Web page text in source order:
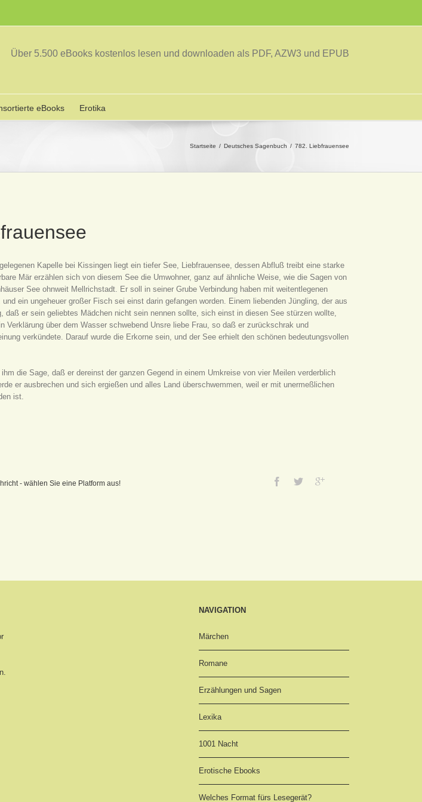
Über 5.500 eBooks kostenlos lesen und downloaden als PDF, AZW3 und EPUB
eBooks Erotika
Startseite Deutsches Sagenbuch 782. Liebfrauensee
Kapelle bei Kissingen liegt ein tiefer See, Liebfrauensee, dessen Abfluß treibt eine starke
Mär erzählen sich von diesem See die Umwohner, ganz auf ähnliche Weise, wie die Sagen von
See ohnweit Mellrichstadt. Er soll in seiner Grube Verbindung haben mit weitentlegenen
ein ungeheuer großer Fisch sei einst darin gefangen worden. Einem liebenden Jüngling, der aus
daß er sein geliebtes Mädchen nicht sein nennen sollte, sich einst in diesen See stürzen wollte,
Verklärung über dem Wasser schwebend Unsre liebe Frau, so daß er zurückschrak und
verkündete. Darauf wurde die Erkorne sein, und der See erhielt den schönen bedeutungsvollen
die Sage, daß er dereinst der ganzen Gegend in einem Umkreise von vier Meilen verderblich
er ausbrechen und sich ergießen und alles Land überschwemmen, weil er mit unermeßlichen
ist.
- wählen Sie eine Platform aus!
NAVIGATION
Märchen
Romane
Erzählungen und Sagen
Lexika
1001 Nacht
Erotische Ebooks
Welches Format fürs Lesegerät?